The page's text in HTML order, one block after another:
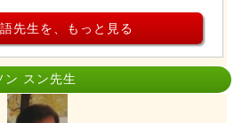
先生を、もっと見る
ン スン先生